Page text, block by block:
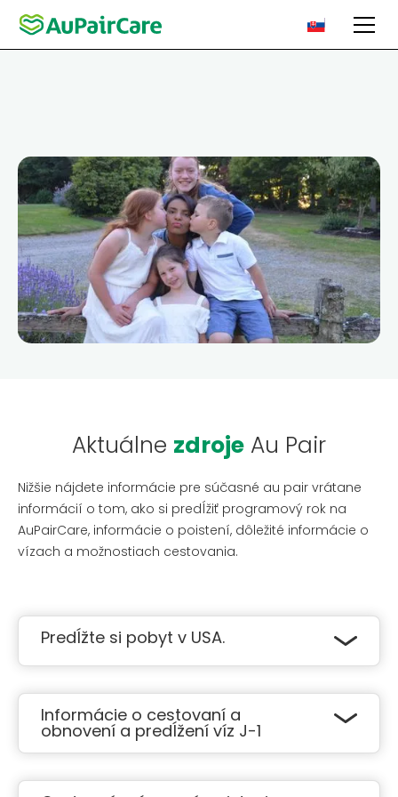
Aktuálne zdroje Au Pair
Nižšie nájdete informácie pre súčasné au pair vrátane
informácií o tom, ako si predĺžiť programový rok na
AuPairCare, informácie o poistení, dôležité informácie o
vízach a možnostiach cestovania.
Predĺžte si pobyt v USA.
Ak sa vám váš rok ako au pair páru páči, možno
budete chcieť zvážiť výhody predĺženia
programu a dlhšieho pobytu. Môžete zarobiť viac
ako 11 000 USD, získať až 500 USD na štúdium a
Informácie o cestovaní a
obnovení a predĺžení víz J-1
Ak budete chcieť počas predĺženia programu
vycestovať mimo územia Spojených štátov,